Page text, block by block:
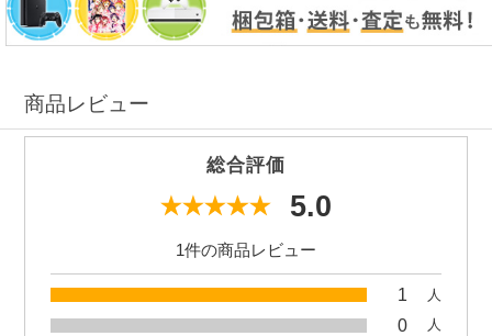
商品レビュー
総合評価
5.0
1件の商品レビュー
1 人
0 人